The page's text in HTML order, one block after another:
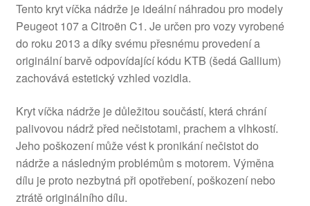
Tento kryt víčka nádrže je ideální náhradou pro modely
Peugeot 107 a Citroën C1. Je určen pro vozy vyrobené
do roku 2013 a díky svému přesnému provedení a
originální barvě odpovídající kódu KTB (šedá Gallium)
zachovává estetický vzhled vozidla.
Kryt víčka nádrže je důležitou součástí, která chrání
palivovou nádrž před nečistotami, prachem a vlhkostí.
Jeho poškození může vést k pronikání nečistot do
nádrže a následným problémům s motorem. Výměna
dílu je proto nezbytná při opotřebení, poškození nebo
ztrátě originálního dílu.